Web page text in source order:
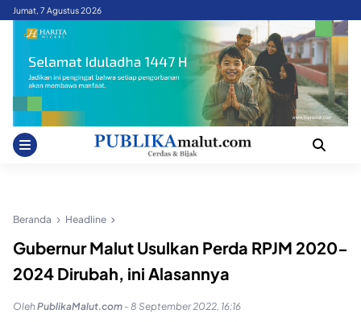
SkipJumat, 7 Agustus 2026
Beranda Headline
Gubernur Malut Usulkan Perda RPJM 2020-
2024 Dirubah, ini Alasannya
OlehPublikaMalut.com - 8 September 2022, 16:16